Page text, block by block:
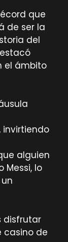
que
de ser la
del
el ámbito
invirtiendo
alguien
Messi, lo
disfrutar
casino de